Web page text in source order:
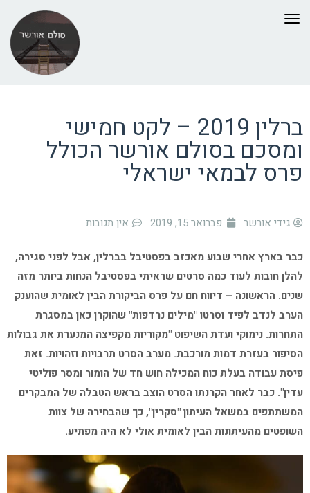
תפריט
ברלין 2019 – לקט חמישי
ומסכם בסולם אורשר הכולל
פרס לבמאי ישראלי
גידי אורשר פברואר 15, 2019 אין תגובות
כבר בארץ אחרי שבוע מאכזב בפסטיבל בברלין, אבל לפני סגירה,
להלן חובות לעוד כמה סרטים שראיתי בפסטיבל הנחות ביותר מזה
שנים. הראשונה – דיווח חם על פרס הביקורת הבין לאומית שהוענק
הערב לנדב לפיד וסרטו "מילים נרדפות" שהוקרן כאן במסגרת
התחרות. נימוקי ועדת השיפוט "מקוריות מקפיצה המנערת את גבולות
הסיפור בעזרת דמות מורכבת. מערב הסרט תרבויות וזהויות. זאת
פיסת עבודה בעלת כוח המכילה חוש חד של הומור ומסר פוליטי
עדין". כבר לאחר הקרנתו הסרט הוצב בראש הטבלה של המבקרים
המשתתפים במשאל העיתון "סקרין", כך שהבחירה של צוות
השופטים מהעיתונות הבין לאומית אולי לא היה מפתיע.